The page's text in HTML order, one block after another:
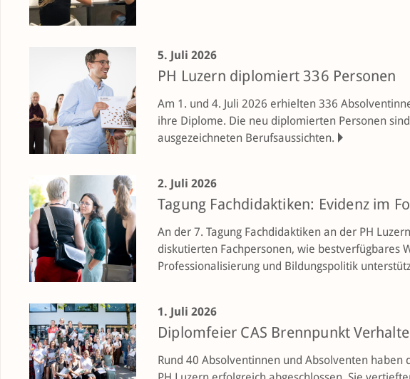
5. Juli 2026
PH Luzern diplomiert 336 Personen
Am 1. und 4. Juli 2026 erhielten 336
ihre Diplome. Die neu diplomierten Personen
ausge­zeichneten Berufsaussichten.
2. Juli 2026
Tagung Fachdidaktiken: Evidenz im
An der 7. Tagung Fachdidaktiken an der PH
diskutierten Fachpersonen, wie bestverfügbares
Professionalisierung und Bildungspolitik
1. Juli 2026
Diplomfeier CAS Brennpunkt
Rund 40 Absolventinnen und Absolventen haben